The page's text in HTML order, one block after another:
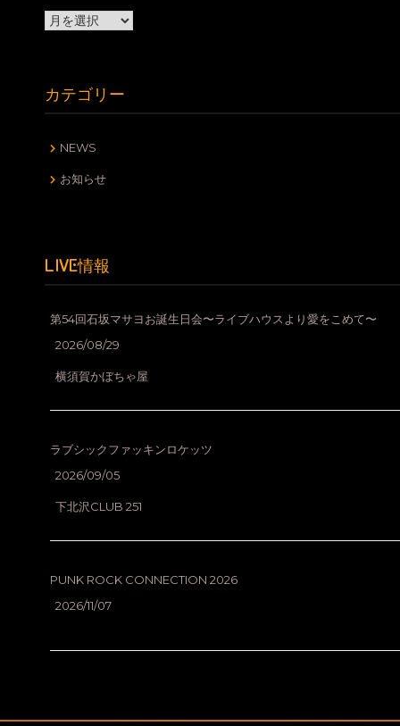
ア
イ
ブ
カテゴリー
NEWS
お知らせ
LIVE情報
第54回石坂マサヨお誕生日会〜ライブハウスより愛をこめて〜
2026/08/29
横須賀かぼちゃ屋
ラブシックファッキンロケッツ
2026/09/05
下北沢CLUB 251
PUNK ROCK CONNECTION 2026
2026/11/07